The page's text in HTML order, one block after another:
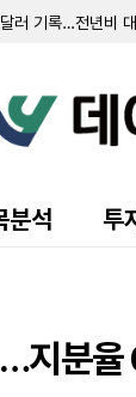
러 기록…전년비
…전년 대비 0.5%
년비 소폭 증가
이 태양광·에너
증가…내부 조
26%
료
분석 투
지분